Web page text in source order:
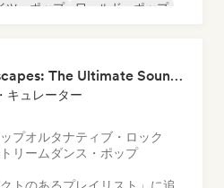
ツ・ポップ ワールド・ポップ
FIFA Soundscapes: The Ultimate Soundtrack ⚽️ Festival Indie, Electropop & Dance Anthems
キュレーター
プオルタナティブ・ロック
リーム ダンス・ポップ